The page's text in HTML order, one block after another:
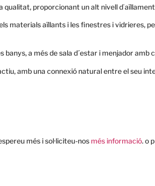
proporcionant un alt nivell
materials aïllants i les finestres i vidrieres,
a més de sala d´estar i menjador amb
amb una connexió natural entre el seu
més i sol·liciteu-nos més informació. o